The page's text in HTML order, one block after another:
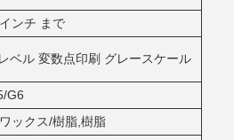
ンチ まで
ベル 変数点印刷 グレースケール
G6
ックス/樹脂,樹脂